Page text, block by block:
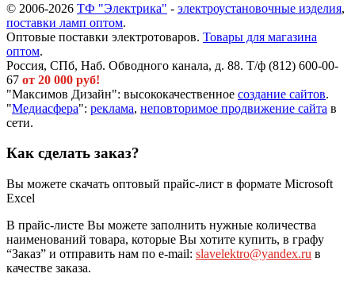
© 2006-2026 ТФ "Электрика" - электроустановочные изделия,
поставки ламп оптом.
Оптовые поставки электротоваров. Товары для магазина
оптом.
Россия, СПб, Наб. Обводного канала, д. 88. Т/ф (812) 600-00-
67 от 20 000 руб!
"Максимов Дизайн": высококачественное создание сайтов.
"Медиасфера": реклама, неповторимое продвижение сайта в
сети.
Как сделать заказ?
Вы можете скачать оптовый прайс-лист в формате Microsoft
Excel
В прайс-листе Вы можете заполнить нужные количества
наименований товара, которые Вы хотите купить, в графу
“Заказ” и отправить нам по e-mail: slavelektro@yandex.ru в
качестве заказа.